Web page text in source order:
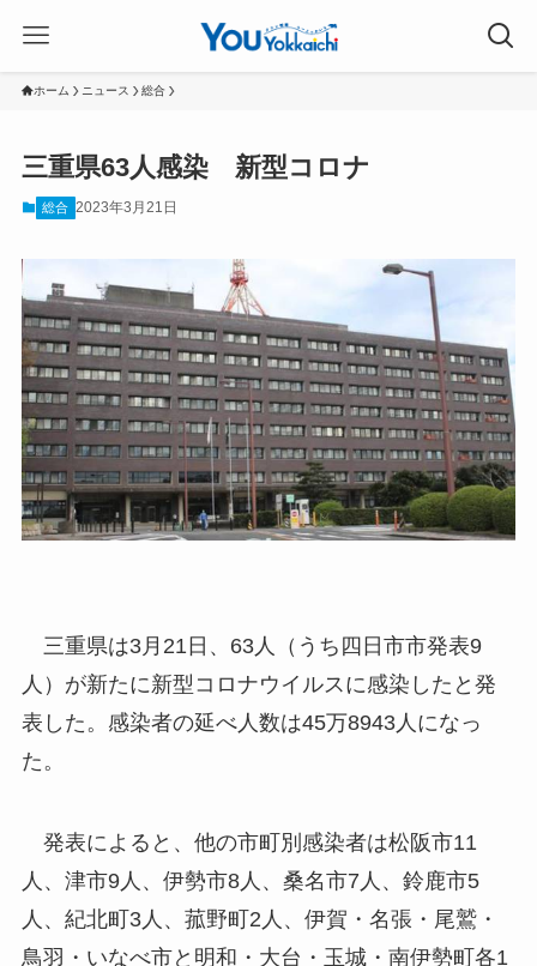
ホーム ニュース 総合
三重県63人感染 新型コロナ
総合 2023年3月21日
三重県は3月21日、63人（うち四日市市発表9
人）が新たに新型コロナウイルスに感染したと発
表した。感染者の延べ人数は45万8943人になっ
た。
発表によると、他の市町別感染者は松阪市11
人、津市9人、伊勢市8人、桑名市7人、鈴鹿市5
人、紀北町3人、菰野町2人、伊賀・名張・尾鷲・
鳥羽・いなべ市と明和・大台・玉城・南伊勢町各1